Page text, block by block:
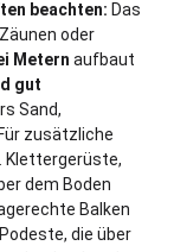
beachten: Das
oder
Metern aufbaut
gut
Sand,
zusätzliche
Klettergerüste,
dem Boden
Balken
die über